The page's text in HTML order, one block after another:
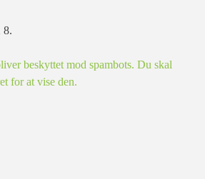
8.
beskyttet mod spambots. Du skal
for at vise den.